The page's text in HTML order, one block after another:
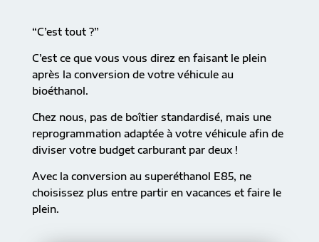
“C’est tout ?”
C’est ce que vous vous direz en faisant le plein
après la conversion de votre véhicule au
bioéthanol.
Chez nous, pas de boîtier standardisé, mais une
reprogrammation adaptée à votre véhicule afin de
diviser votre budget carburant par deux !
Avec la conversion au superéthanol E85, ne
choisissez plus entre partir en vacances et faire le
plein.